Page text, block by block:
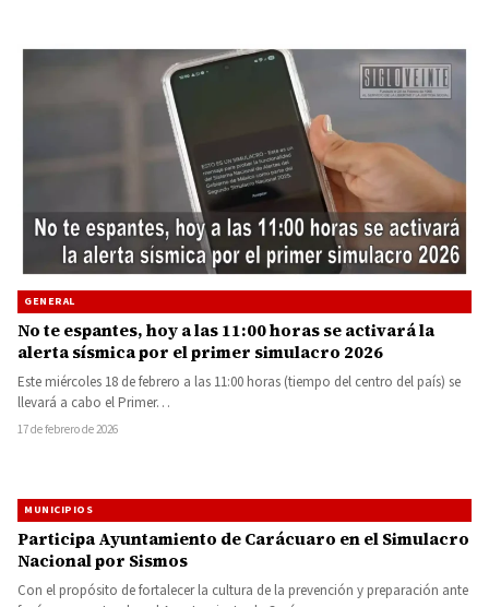
GENERAL
No te espantes, hoy a las 11:00 horas se activará la
alerta sísmica por el primer simulacro 2026
Este miércoles 18 de febrero a las 11:00 horas (tiempo del centro del país) se
llevará a cabo el Primer…
17 de febrero de 2026
MUNICIPIOS
Participa Ayuntamiento de Carácuaro en el Simulacro
Nacional por Sismos
Con el propósito de fortalecer la cultura de la prevención y preparación ante